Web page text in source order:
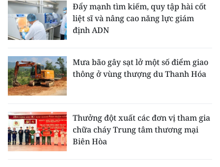
Đẩy mạnh tìm kiếm, quy tập hài cốt
liệt sĩ và nâng cao năng lực giám
định ADN
Mưa bão gây sạt lở một số điểm giao
thông ở vùng thượng du Thanh Hóa
Thưởng đột xuất các đơn vị tham gia
chữa cháy Trung tâm thương mại
Biên Hòa